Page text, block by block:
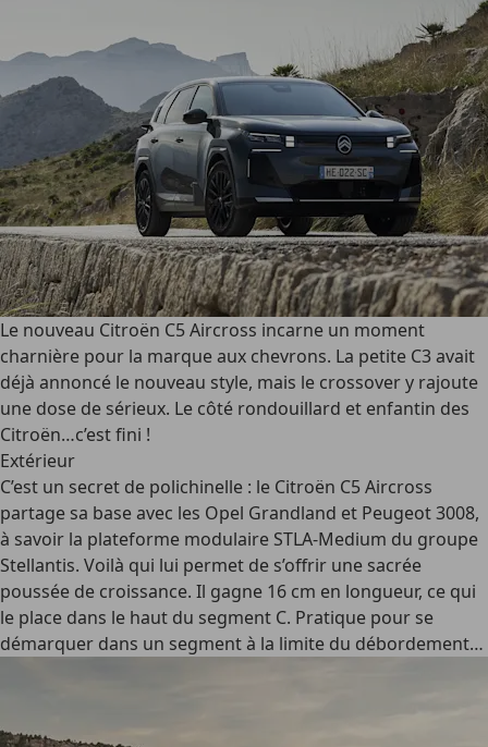
Le nouveau Citroën C5 Aircross incarne un moment
charnière pour la marque aux chevrons. La petite C3 avait
déjà annoncé le nouveau style, mais le crossover y rajoute
une dose de sérieux. Le côté rondouillard et enfantin des
Citroën…c’est fini !
Extérieur
C’est un secret de polichinelle : le Citroën C5 Aircross
partage sa base avec les Opel Grandland et Peugeot 3008,
à savoir la plateforme modulaire STLA-Medium du groupe
Stellantis. Voilà qui lui permet de s’offrir une sacrée
poussée de croissance. Il gagne 16 cm en longueur, ce qui
le place dans le haut du segment C. Pratique pour se
démarquer dans un segment à la limite du débordement…